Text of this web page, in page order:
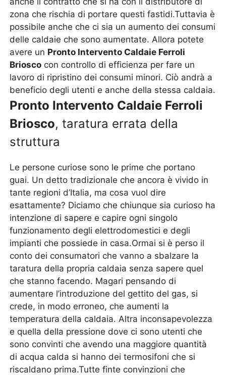
zona che rischia di portare questi fastidi.Tuttavia è
possibile anche che ci sia un aumento dei consumi
delle caldaie che sono aumentate. Allora potete
avere un Pronto Intervento Caldaie Ferroli
Briosco con controllo di efficienza per fare un
lavoro di ripristino dei consumi minori. Ciò andrà a
beneficio degli utenti e anche della stessa caldaia.
Pronto Intervento Caldaie Ferroli
Briosco, taratura errata della
struttura
Le persone curiose sono le prime che portano
guai. Un detto tradizionale che ancora è vivido in
tante regioni d’Italia, ma cosa vuol dire
esattamente? Diciamo che chiunque sia curioso ha
intenzione di sapere e capire ogni singolo
funzionamento degli elettrodomestici e degli
impianti che possiede in casa.Ormai si è perso il
conto dei consumatori che vanno a sbalzare la
taratura della propria caldaia senza sapere quel
che stanno facendo. Magari pensando di
aumentare l’introduzione del gettito del gas, si
crede, in modo erroneo, che aumenti la
temperatura della caldaia. Altra inconsapevolezza
e quella della pressione dove ci sono utenti che
sono convinti che avendo una maggiore quantità
di acqua calda si hanno dei termosifoni che si
riscaldano prima.Tutte finte convinzioni che